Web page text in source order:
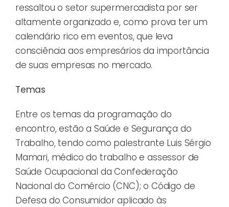
ressaltou o setor supermercadista por ser
altamente organizado e, como prova ter um
calendário rico em eventos, que leva
consciência aos empresários da importância
de suas empresas no mercado.
Temas
Entre os temas da programação do
encontro, estão a Saúde e Segurança do
Trabalho, tendo como palestrante Luis Sérgio
Mamari, médico do trabalho e assessor de
Saúde Ocupacional da Confederação
Nacional do Comércio (CNC); o Código de
Defesa do Consumidor aplicado às